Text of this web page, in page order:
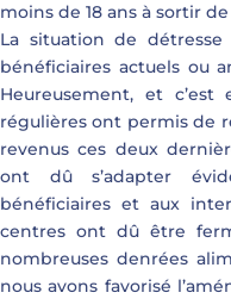
moins de 18 ans à sortir
La situation de
bénéficiaires actuels ou
Heureusement, et
régulières ont permis de
revenus ces deux
ont dû s’adapter
bénéficiaires et aux
centres ont dû être
nombreuses denrées
nous avons favorisé